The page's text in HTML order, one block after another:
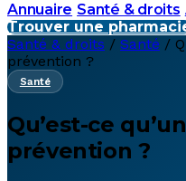
Annuaire Santé & droits
Trouver une
Santé & droits / Santé /
prévention ?
Santé
Qu’est-ce
prévention ?